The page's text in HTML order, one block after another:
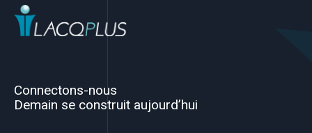
Connectons-nous
Demain se construit aujourd’hui